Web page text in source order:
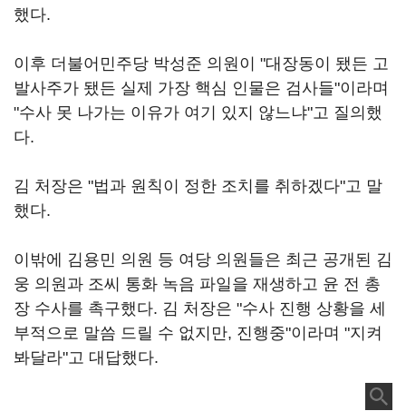
했다.
이후 더불어민주당 박성준 의원이 "대장동이 됐든 고
발사주가 됐든 실제 가장 핵심 인물은 검사들"이라며
"수사 못 나가는 이유가 여기 있지 않느냐"고 질의했
다.
김 처장은 "법과 원칙이 정한 조치를 취하겠다"고 말
했다.
이밖에 김용민 의원 등 여당 의원들은 최근 공개된 김
웅 의원과 조씨 통화 녹음 파일을 재생하고 윤 전 총
장 수사를 촉구했다. 김 처장은 "수사 진행 상황을 세
부적으로 말씀 드릴 수 없지만, 진행중"이라며 "지켜
봐달라"고 대답했다.